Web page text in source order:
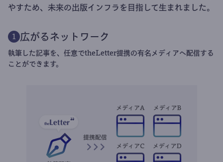
やすため、未来の出版インフラを目指して生まれました。
1 広がるネットワーク
執筆した記事を、任意でtheLetter提携の有名メディアへ配信する
ことができます。